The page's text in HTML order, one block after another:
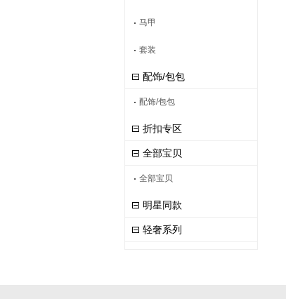
马甲
套装
配饰/包包
配饰/包包
折扣专区
全部宝贝
全部宝贝
明星同款
轻奢系列